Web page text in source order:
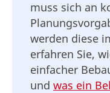
muss sich an
werden diese
erfahren Sie,
einfacher
und was ein